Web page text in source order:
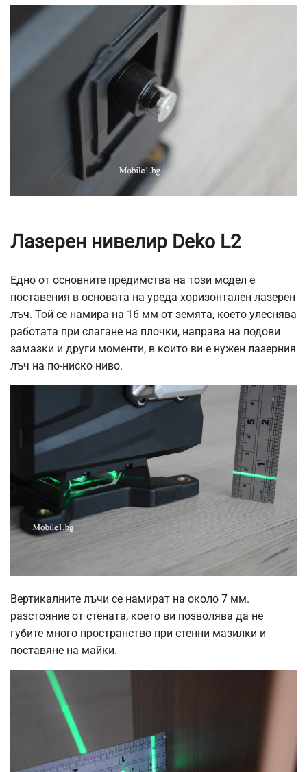
Лазерен нивелир Deko L2
Едно от основните предимства на този модел е
поставения в основата на уреда хоризонтален лазерен
лъч. Той се намира на 16 мм от земята, което улеснява
работата при слагане на плочки, направа на подови
замазки и други моменти, в които ви е нужен лазерния
лъч на по-ниско ниво.
Вертикалните лъчи се намират на около 7 мм.
разстояние от стената, което ви позволява да не
губите много пространство при стенни мазилки и
поставяне на майки.